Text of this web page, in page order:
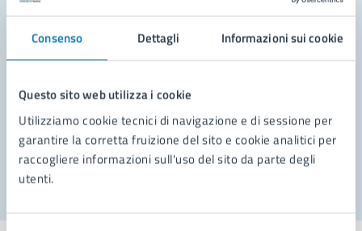
Consenso Dettagli Informazioni sui cookie
Questo sito web utilizza i cookie
Utilizziamo cookie tecnici di navigazione e di sessione per
garantire la corretta fruizione del sito e cookie analitici per
raccogliere informazioni sull'uso del sito da parte degli
utenti.
Richiedi assistenza
Problemi in città
Segnala disservizio